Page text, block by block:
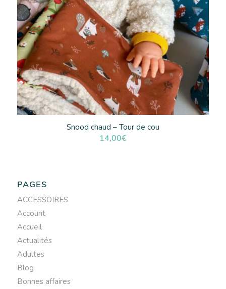
Snood chaud – Tour de cou
14,00€
PAGES
ACCESSOIRES
Account
Accueil
Actualités
Adultes
Blog
Bonnes affaires